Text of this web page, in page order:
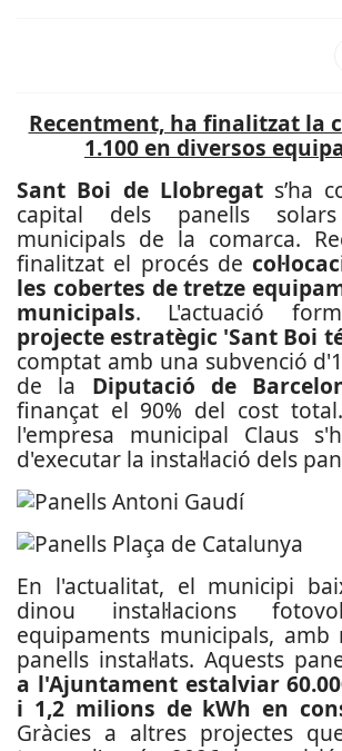
Recentment, ha finalitzat la
1.100 en diversos
Sant Boi de Llobregats’ha
capital dels panells
municipals de la comarca.
finalitzat el procés de
les cobertes de tretze
municipals. L'actuació
projecte estratègic 'Sant Boi
comptat amb una subvenció
de la Diputació de
finançat el 90% del cost
l'empresa municipal Claus
d'executar la instal·lació dels
En l'actualitat, el municipi
dinou instal·lacions
equipaments municipals, amb
panells instal·lats. Aquests
a l'Ajuntament estalviar
i 1,2 milions de kWh en
Gràcies a altres projectes